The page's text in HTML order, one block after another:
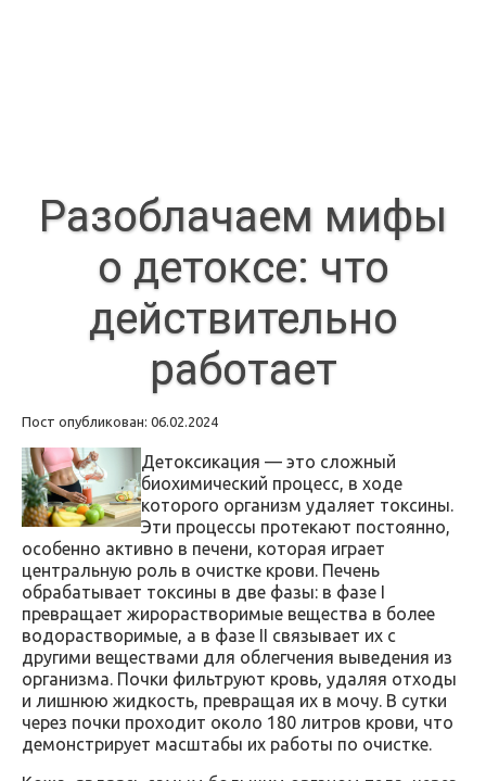
Разоблачаем мифы
о детоксе: что
действительно
работает
Пост опубликован: 06.02.2024
Детоксикация — это сложный
биохимический процесс, в ходе
которого организм удаляет токсины.
Эти процессы протекают постоянно,
особенно активно в печени, которая играет
центральную роль в очистке крови. Печень
обрабатывает токсины в две фазы: в фазе I
превращает жирорастворимые вещества в более
водорастворимые, а в фазе II связывает их с
другими веществами для облегчения выведения из
организма. Почки фильтруют кровь, удаляя отходы
и лишнюю жидкость, превращая их в мочу. В сутки
через почки проходит около 180 литров крови, что
демонстрирует масштабы их работы по очистке.